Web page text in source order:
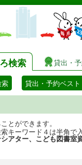
検索 貸出・
索 貸出・予約ベスト
とができます。
キーワード４は半角で
アター、こども図書室